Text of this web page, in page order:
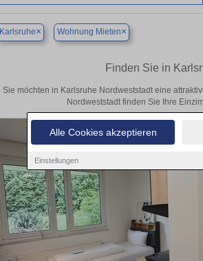
Alle Cookies akzeptieren
Einstellungen
Karlsruhe× Wohnung Mieten×
Finden Sie in
Sie möchten in Karlsruhe Nordweststadt eine
Nordweststadt finden Sie Ihre